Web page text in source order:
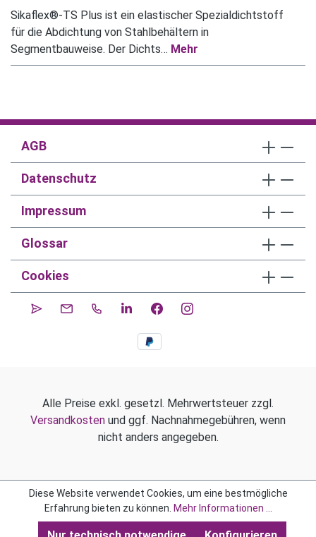
Sikaflex®-TS Plus ist ein elastischer Spezialdichtstoff
für die Abdichtung von Stahlbehältern in
Segmentbauweise. Der Dichts… Mehr
AGB
Datenschutz
Impressum
Glossar
Cookies
Alle Preise exkl. gesetzl. Mehrwertsteuer zzgl.
Versandkosten und ggf. Nachnahmegebühren, wenn
nicht anders angegeben.
Diese Website verwendet Cookies, um eine bestmögliche
Erfahrung bieten zu können. Mehr Informationen ...